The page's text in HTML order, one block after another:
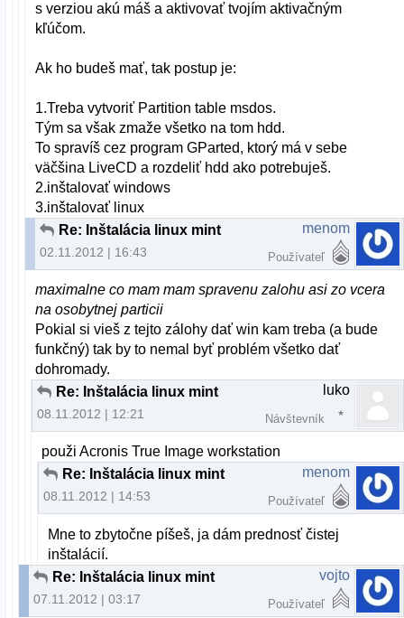
s verziou akú máš a aktivovať tvojím aktivačným
kľúčom.
Ak ho budeš mať, tak postup je:
1.Treba vytvoriť Partition table msdos.
Tým sa však zmaže všetko na tom hdd.
To spravíš cez program GParted, ktorý má v sebe
väčšina LiveCD a rozdeliť hdd ako potrebuješ.
2.inštalovať windows
3.inštalovať linux
Re: Inštalácia linux mint
02.11.2012 | 16:43
menom
Používateľ
maximalne co mam mam spravenu zalohu asi zo vcera
na osobytnej particii
Pokial si vieš z tejto zálohy dať win kam treba (a bude
funkčný) tak by to nemal byť problém všetko dať
dohromady.
Re: Inštalácia linux mint
08.11.2012 | 12:21
luko
Návštevník
použi Acronis True Image workstation
Re: Inštalácia linux mint
08.11.2012 | 14:53
menom
Používateľ
Mne to zbytočne píšeš, ja dám prednosť čistej
inštalácií.
Re: Inštalácia linux mint
07.11.2012 | 03:17
vojto
Používateľ